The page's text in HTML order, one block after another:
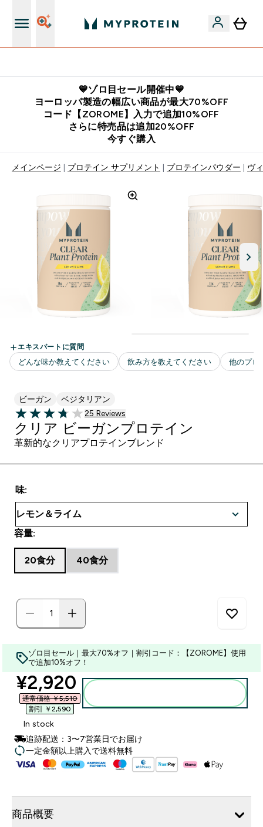
💙ゾロ目セール開催中💙
ヨーロッパ製造の幅広い商品が最大70%OFF
コード【ZOROME】入力で追加10%OFF
さらに特売品は追加20%OFF
今すぐ購入
メインページ プロテイン サプリメント プロテインパウダー ヴ
ビーガン ベジタリアン
3.76 out of 5 stars
25 ＋件の口コミ
25 Reviews
クリア ビーガンプロテイン
革新的なクリアプロテインブレンド
味:
容量:
20食分 40食分
ゾロ目セール｜最大70%オフ｜割引コード：【ZOROME】使用
で追加10%オフ！
discounted price
¥2,920‎
通常価格 ￥5,510‎
割引 ￥2,590‎
In stock
追跡配送：3〜7営業日でお届け
一定金額以上購入で送料無料
商品概要